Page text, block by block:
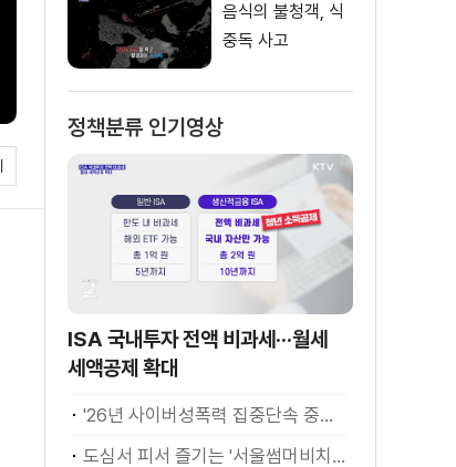
음식의 불청객, 식
중독 사고
정책분류 인기영상
ISA 국내투자 전액 비과세···월세
세액공제 확대
'26년 사이버성폭력 집중단속 중간성과 발표···향후 추진계획은?
도심서 피서 즐기는 '서울썸머비치' 인기몰이